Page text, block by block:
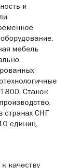
и
мебель
Станок
странах СНГ
единиц.
качеству